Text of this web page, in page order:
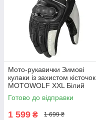
Мото-рукавички Зимові
кулаки із захистом кісточок
MOTOWOLF XXL Білий
MDL0318
Готово до відправки
1 599 ₴ 1 699 ₴